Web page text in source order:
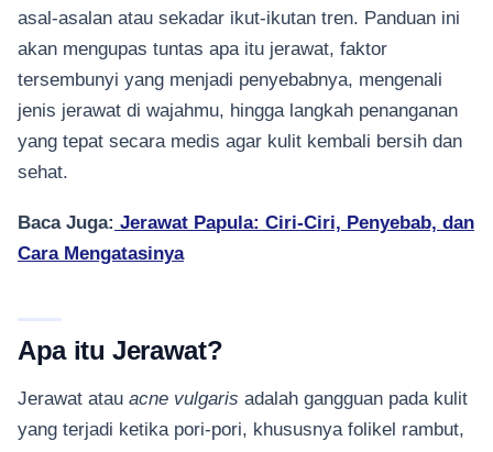
asal-asalan atau sekadar ikut-ikutan tren. Panduan ini
akan mengupas tuntas apa itu jerawat, faktor
tersembunyi yang menjadi penyebabnya, mengenali
jenis jerawat di wajahmu, hingga langkah penanganan
yang tepat secara medis agar kulit kembali bersih dan
sehat.
Baca Juga: Jerawat Papula: Ciri-Ciri, Penyebab, dan
Cara Mengatasinya
Apa itu Jerawat?
Jerawat atau acne vulgaris adalah gangguan pada kulit
yang terjadi ketika pori-pori, khususnya folikel rambut,